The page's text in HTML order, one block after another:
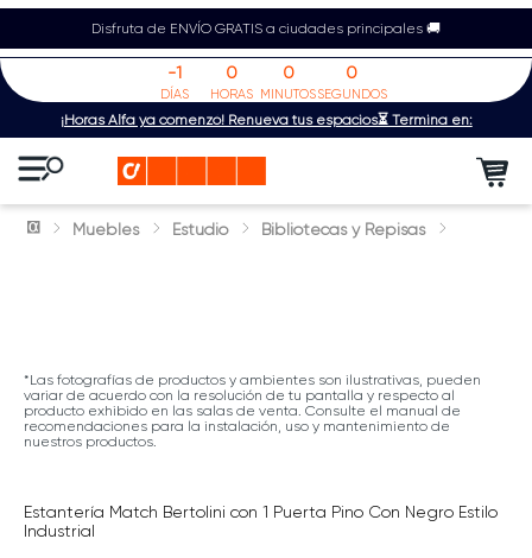
Disfruta de ENVÍO GRATIS a ciudades principales 🚚
¡Horas Alfa ya comenzó! Renueva tus espacios⏳ Termina en:
-1
DÍAS
0
HORAS
0
MINUTOS
0
SEGUNDOS
Muebles Estudio Bibliotecas y Repisas
*Las fotografías de productos y ambientes son ilustrativas, pueden
variar de acuerdo con la resolución de tu pantalla y respecto al
producto exhibido en las salas de venta. Consulte el manual de
recomendaciones para la instalación, uso y mantenimiento de
nuestros productos.
Estantería Match Bertolini con 1 Puerta Pino Con Negro Estilo
Industrial